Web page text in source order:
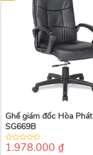
Ghế giám đốc Hòa Phát
SG669B
01.978.000 ₫